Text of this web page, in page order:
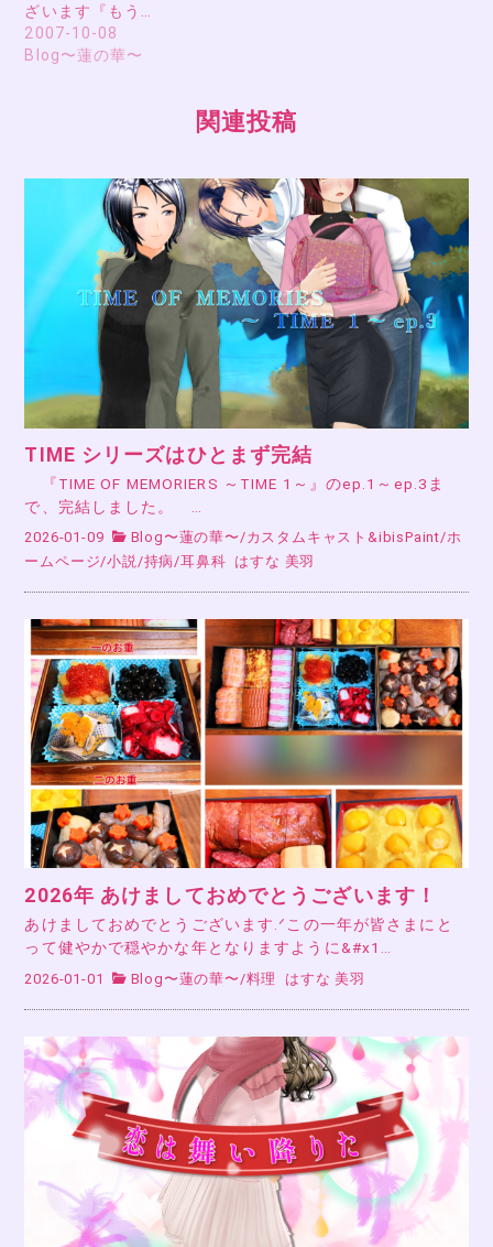
ざいます『もう…
2007-10-08
Blog〜蓮の華〜
関連投稿
TIME シリーズはひとまず完結
『TIME OF MEMORIERS ～TIME 1～』のep.1～ep.3ま
で、完結しました。 …
2026-01-09 Blog〜蓮の華〜/カスタムキャスト&ibisPaint/ホ
ームページ/小説/持病/耳鼻科 はすな 美羽
2026年 あけましておめでとうございます！
あけましておめでとうございます.ᐟこの一年が皆さまにと
って健やかで穏やかな年となりますように&#x1…
2026-01-01 Blog〜蓮の華〜 /料理 はすな 美羽